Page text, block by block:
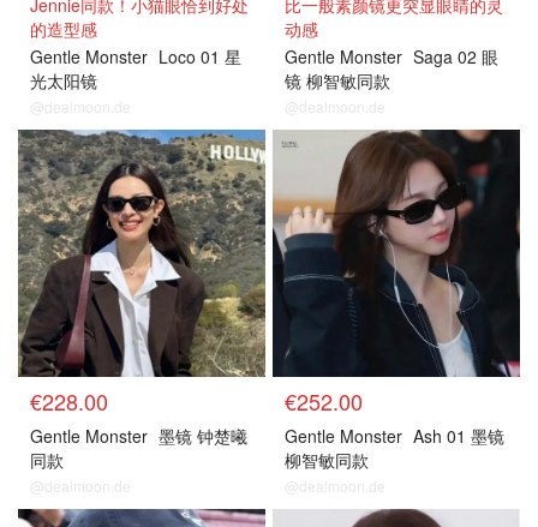
Jennie同款！小猫眼恰到好处
的造型感
Gentle Monster Loco 01 星
光太阳镜
@dealmoon.de
比一般素颜镜更突显眼睛的灵
动感
Gentle Monster Saga 02 眼
镜 柳智敏同款
@dealmoon.de
€228.00
Gentle Monster 墨镜 钟楚曦
同款
@dealmoon.de
€252.00
Gentle Monster Ash 01 墨镜
柳智敏同款
@dealmoon.de